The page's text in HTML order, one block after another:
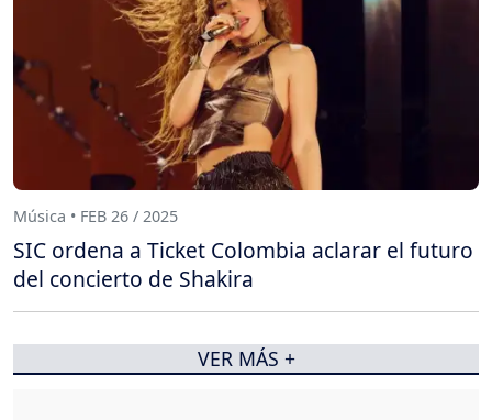
Música • FEB 26 / 2025
SIC ordena a Ticket Colombia aclarar el futuro
del concierto de Shakira
VER MÁS +